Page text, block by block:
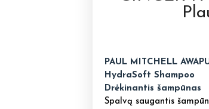
PAUL MITCHELL
HydraSoft Shampoo
Drėkinantis šampūnas
Spalvą saugantis